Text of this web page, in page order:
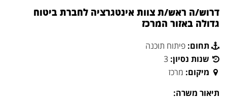
דרוש/ה ראש/ת צוות אינטגרציה לחברת ביטוח
גדולה באזור המרכז
תחום: פיתוח תוכנה
שנות נסיון: 3ּ
מיקום: מרכז
תיאור משרה: